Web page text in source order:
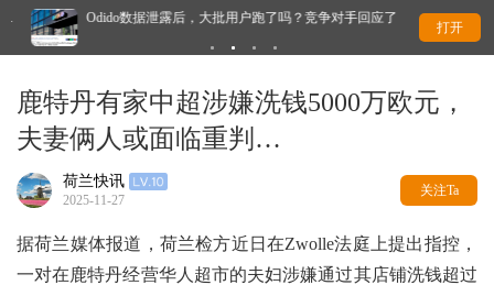
Odido数据泄露后，大批用户跑了吗？竞争对手回应了 干
打开
鹿特丹有家中超涉嫌洗钱5000万欧元，
夫妻俩人或面临重判…
荷兰快讯
2025-11-27
关注Ta
据荷兰媒体报道，荷兰检方近日在Zwolle法庭上提出指控，
一对在鹿特丹经营华人超市的夫妇涉嫌通过其店铺洗钱超过